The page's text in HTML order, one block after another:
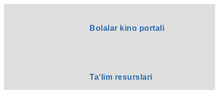
Bolalar kino portali
Ta'lim resurslari